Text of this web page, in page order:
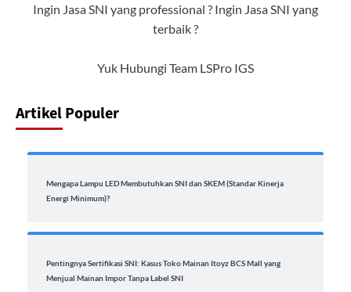
Ingin Jasa SNI yang professional ? Ingin Jasa SNI yang
terbaik ?
Yuk Hubungi Team LSPro IGS
Artikel Populer
Mengapa Lampu LED Membutuhkan SNI dan SKEM (Standar Kinerja
Energi Minimum)?
Pentingnya Sertifikasi SNI: Kasus Toko Mainan Itoyz BCS Mall yang
Menjual Mainan Impor Tanpa Label SNI